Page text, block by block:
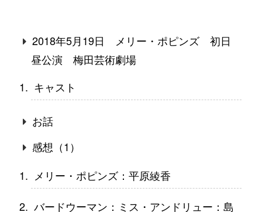
2018年5月19日 メリー・ポピンズ 初日
昼公演 梅田芸術劇場
キャスト
お話
感想（1）
メリー・ポピンズ：平原綾香
バードウーマン：ミス・アンドリュー：島